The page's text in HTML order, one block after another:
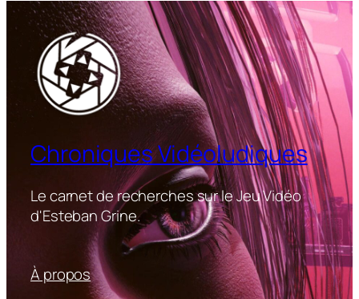
Chroniques Vidéoludiques
Le carnet de recherches sur le Jeu Vidéo
d'Esteban Grine.
À propos